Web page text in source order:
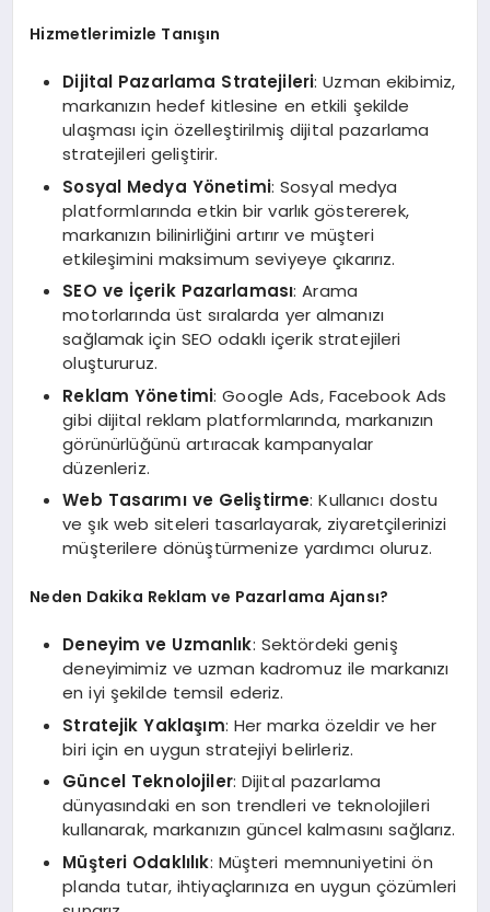
Hizmetlerimizle Tanışın
Dijital Pazarlama Stratejileri: Uzman ekibimiz,
markanızın hedef kitlesine en etkili şekilde
ulaşması için özelleştirilmiş dijital pazarlama
stratejileri geliştirir.
Sosyal Medya Yönetimi: Sosyal medya
platformlarında etkin bir varlık göstererek,
markanızın bilinirliğini artırır ve müşteri
etkileşimini maksimum seviyeye çıkarırız.
SEO ve İçerik Pazarlaması: Arama
motorlarında üst sıralarda yer almanızı
sağlamak için SEO odaklı içerik stratejileri
oluştururuz.
Reklam Yönetimi: Google Ads, Facebook Ads
gibi dijital reklam platformlarında, markanızın
görünürlüğünü artıracak kampanyalar
düzenleriz.
Web Tasarımı ve Geliştirme: Kullanıcı dostu
ve şık web siteleri tasarlayarak, ziyaretçilerinizi
müşterilere dönüştürmenize yardımcı oluruz.
Neden Dakika Reklam ve Pazarlama Ajansı?
Deneyim ve Uzmanlık: Sektördeki geniş
deneyimimiz ve uzman kadromuz ile markanızı
en iyi şekilde temsil ederiz.
Stratejik Yaklaşım: Her marka özeldir ve her
biri için en uygun stratejiyi belirleriz.
Güncel Teknolojiler: Dijital pazarlama
dünyasındaki en son trendleri ve teknolojileri
kullanarak, markanızın güncel kalmasını sağlarız.
Müşteri Odaklılık: Müşteri memnuniyetini ön
planda tutar, ihtiyaçlarınıza en uygun çözümleri